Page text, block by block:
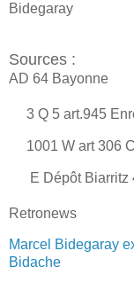
Bidegaray
Sources :
AD 64 Bayonne
3 Q 5 art.945
1001 W art 306
E Dépôt Biarritz
Retronews
Marcel Bidegaray
Bidache